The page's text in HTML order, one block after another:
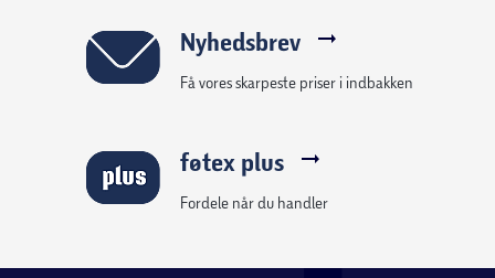
Nyhedsbrev
Få vores skarpeste priser i indbakken
føtex plus
Fordele når du handler